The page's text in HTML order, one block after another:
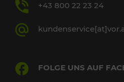
+43 800 22 23 24
FOLGE UNS AUF